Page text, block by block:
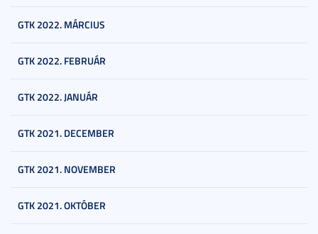
GTK 2022. MÁRCIUS
GTK 2022. FEBRUÁR
GTK 2022. JANUÁR
GTK 2021. DECEMBER
GTK 2021. NOVEMBER
GTK 2021. OKTÓBER